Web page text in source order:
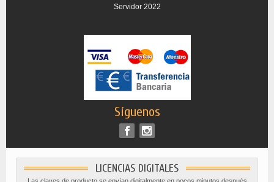
Servidor 2022
Síguenos
LICENCIAS DIGITALES